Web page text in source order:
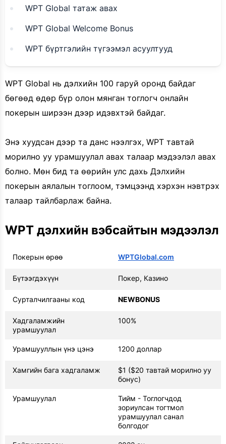
WPT Global татаж авах
WPT Global Welcome Bonus
WPT бүртгэлийн түгээмэл асуултууд
WPT Global нь дэлхийн 100 гаруй оронд байдаг
бөгөөд өдөр бүр олон мянган тоглогч онлайн
покерын ширээн дээр идэвхтэй байдаг.
Энэ хуудсан дээр та данс нээлгэх, WPT тавтай
морилно уу урамшуулал авах талаар мэдээлэл авах
болно. Мөн бид та өөрийн улс дахь Дэлхийн
покерын аялалын тоглоом, тэмцээнд хэрхэн нэвтрэх
талаар тайлбарлаж байна.
WPT дэлхийн вэбсайтын мэдээлэл
Покерын өрөө WPTGlobal.com
Бүтээгдэхүүн Покер, Казино
Сурталчилгааны код NEWBONUS
Хадгаламжийн
урамшуулал
100%
Урамшууллын үнэ цэнэ 1200 доллар
Хамгийн бага хадгаламж
$1 ($20 тавтай морилно уу
бонус)
Урамшуулал
Тийм - Тоглогчдод
зориулсан тогтмол
урамшуулал санал
болгодог